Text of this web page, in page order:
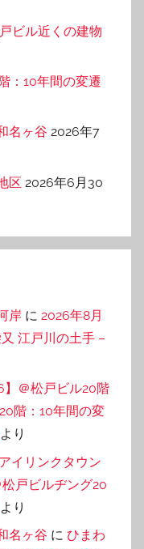
ビル近くの建物
：10年間の変遷
名ヶ谷 2026年7
区 2026年6月30
岸 に 2026年8月
江戸川の土手 –
】＠松戸ビル20階
階：10年間の変
より
イリンクタウン
戸ビルヂング20
より
名ヶ谷 に ひまわ